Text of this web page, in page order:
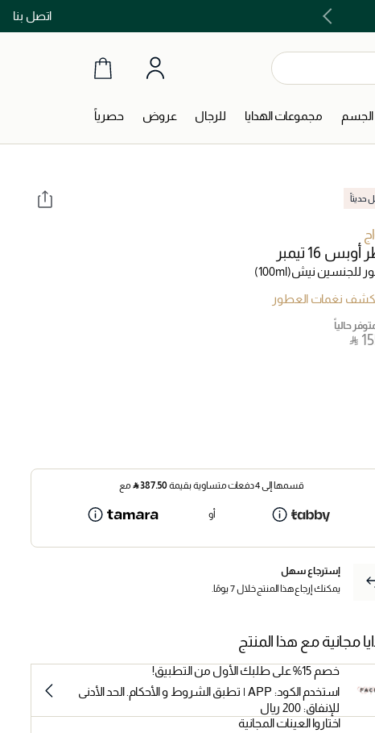
اتصل بنااشتري الآن و ادفع لاحقاً مع تابي و تمارا!
الجسم مجموعات الهدايا للرجال عروض حصرياً
حديثاً
16 تيمبر
للجنسين نيش(100ml)
نغمات العطور
حالياً
⃁
قسمها إلى 4 دفعات متساوية بقيمة 387.50
⃁ مع
أو
إسترجاع سهل
يمكنك إرجاع هذا المنتج خلال 7 يومًا.
مجانية مع هذا المنتج
خصم 15% على طلبك الأول من التطبيق!
استخدم الكود: APP | تطبق الشروط و الأحكام. الحد الأدنى
للإنفاق: 200 ريال
اختاروا العينات المجانية